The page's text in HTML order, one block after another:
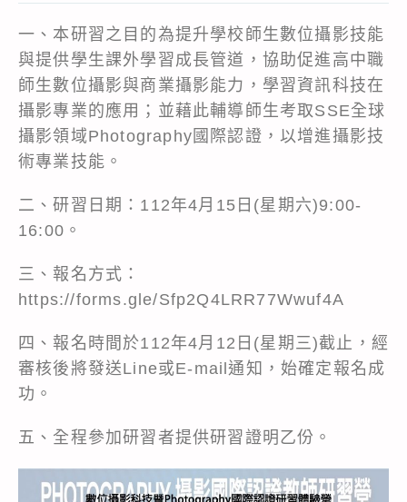
一、本研習之目的為提升學校師生數位攝影技能
與提供學生課外學習成長管道，協助促進高中職
師生數位攝影與商業攝影能力，學習資訊科技在
攝影專業的應用；並藉此輔導師生考取SSE全球
攝影領域Photography國際認證，以增進攝影技
術專業技能。
二、研習日期：112年4月15日(星期六)9:00-
16:00。
三、報名方式：
https://forms.gle/Sfp2Q4LRR77Wwuf4A
四、報名時間於112年4月12日(星期三)截止，經
審核後將發送Line或E-mail通知，始確定報名成
功。
五、全程參加研習者提供研習證明乙份。